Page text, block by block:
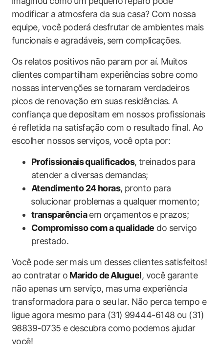
modificar a atmosfera da sua casa? Com nossa
equipe, você poderá desfrutar de ambientes mais
‌funcionais e agradáveis,⁤ sem complicações.
Os relatos positivos não param‍ por aí. Muitos
clientes compartilham experiências sobre como⁢
nossas intervenções se tornaram ‌verdadeiros
picos de​ renovação em suas residências. ​A
confiança ⁢que ⁢depositam‌ em nossos profissionais
é refletida‍ na satisfação com o ​resultado final. Ao
escolher nossos serviços, você opta por:
Profissionais qualificados, treinados para
atender a diversas demandas;
Atendimento 24 horas, ⁢pronto para
⁢solucionar problemas a qualquer⁤ momento;
transparênciaem orçamentos e prazos;
Compromisso com a ⁤qualidade do serviço
prestado.
Você pode ser mais um desses clientes satisfeitos!
ao contratar o⁤ Marido de⁢ Aluguel, você garante
‌não ⁤apenas um serviço, mas⁣ uma experiência
transformadora ⁤para o seu lar. Não perca ⁤tempo e
ligue agora mesmo para (31) 99444-6148 ou (31)
98839-0735 e descubra como podemos ajudar
você!